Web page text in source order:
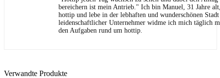
bereichern ist mein Antrieb." Ich bin Manuel, 31 Jahre
hottip und lebe in der lebhaften und wunderschönen
leidenschaftlicher Unternehmer widme ich mich täglich
den Aufgaben rund um hottip.
Verwandte Produkte